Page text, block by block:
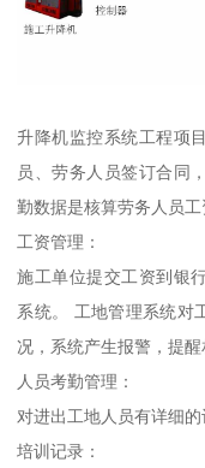
升降机监控系统工程项
员、劳务人员签订合同
勤数据是核算劳务人员工
工资管理：
施工单位提交工资到银
系统。 工地管理系统对
况，系统产生报警，提醒
人员考勤管理：
对进出工地人员有详细
培训记录：